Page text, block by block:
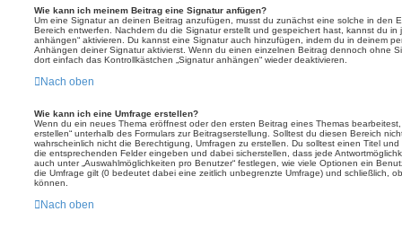
Wie kann ich meinem Beitrag eine Signatur anfügen?
Um eine Signatur an deinen Beitrag anzufügen, musst du zunächst eine solche in den
Bereich entwerfen. Nachdem du die Signatur erstellt und gespeichert hast, kannst du in
anhängen“ aktivieren. Du kannst eine Signatur auch hinzufügen, indem du in deinem
Anhängen deiner Signatur aktivierst. Wenn du einen einzelnen Beitrag dennoch ohne
dort einfach das Kontrollkästchen „Signatur anhängen“ wieder deaktivieren.
Nach oben
Wie kann ich eine Umfrage erstellen?
Wenn du ein neues Thema eröffnest oder den ersten Beitrag eines Themas
erstellen“ unterhalb des Formulars zur Beitragserstellung. Solltest du diesen Bereich
wahrscheinlich nicht die Berechtigung, Umfragen zu erstellen. Du solltest einen Titel
die entsprechenden Felder eingeben und dabei sicherstellen, dass jede
auch unter „Auswahlmöglichkeiten pro Benutzer“ festlegen, wie viele Optionen ein
die Umfrage gilt (0 bedeutet dabei eine zeitlich unbegrenzte Umfrage) und schließlich,
können.
Nach oben